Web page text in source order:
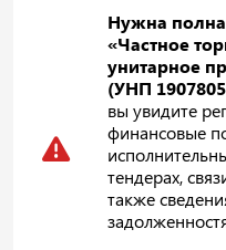
Нужна
«Частное
унитарное
(УНП
вы увидите
финансовые
тендерах,
также